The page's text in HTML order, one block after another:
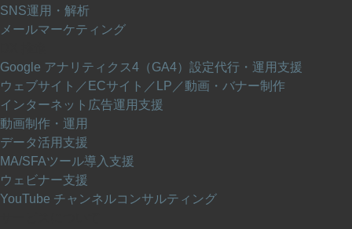
SNS運用・解析
メールマーケティング
Google アナリティクス4（GA4）設定代行・運用支援
ウェブサイト／ECサイト／LP／動画・バナー制作
インターネット広告運用支援
動画制作・運用
データ活用支援
MA/SFAツール導入支援
ウェビナー支援
YouTube チャンネルコンサルティング